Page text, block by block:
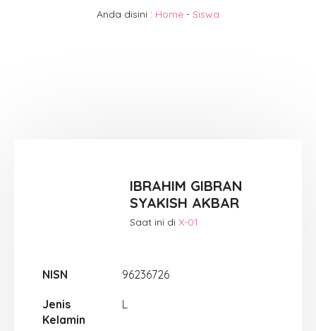
Anda disini : Home - Siswa
IBRAHIM GIBRAN
SYAKISH AKBAR
Saat ini di X-01
NISN 96236726
Jenis
Kelamin
L